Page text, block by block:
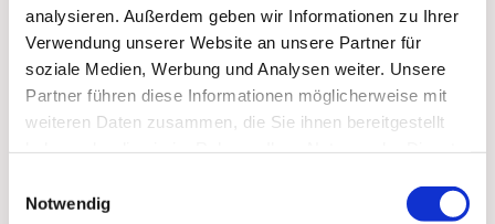
analysieren. Außerdem geben wir Informationen zu Ihrer
Verwendung unserer Website an unsere Partner für
soziale Medien, Werbung und Analysen weiter. Unsere
Partner führen diese Informationen möglicherweise mit
weiteren Daten zusammen, die Sie ihnen bereitgestellt
Notwendig